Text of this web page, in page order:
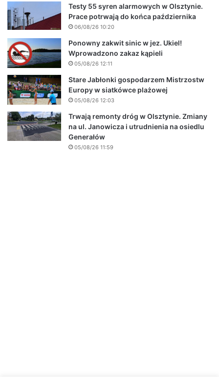
Testy 55 syren alarmowych w Olsztynie.
Prace potrwają do końca października
06/08/26 10:20
Ponowny zakwit sinic w jez. Ukiel!
Wprowadzono zakaz kąpieli
05/08/26 12:11
Stare Jabłonki gospodarzem Mistrzostw
Europy w siatkówce plażowej
05/08/26 12:03
Trwają remonty dróg w Olsztynie. Zmiany
na ul. Janowicza i utrudnienia na osiedlu
Generałów
05/08/26 11:59